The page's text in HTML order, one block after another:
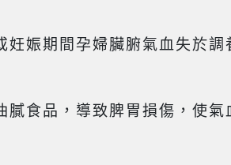
娠期間孕婦臟腑氣血失於
食品，導致脾胃損傷，使氣